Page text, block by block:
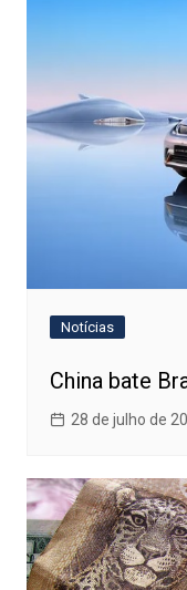
Notícias
China bate
28 de julho de